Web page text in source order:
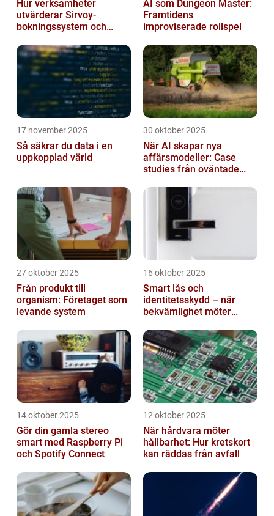
Hur verksamheter
utvärderar Sirvoy-
bokningssystem och
AI som Dungeon Master:
Framtidens
improviserade rollspel
17 november 2025
Så säkrar du data i en
uppkopplad värld
30 oktober 2025
När AI skapar nya
affärsmodeller: Case
studies från oväntade
27 oktober 2025
Från produkt till
organism: Företaget som
levande system
16 oktober 2025
Smart lås och
identitetsskydd – när
bekvämlighet möter
14 oktober 2025
Gör din gamla stereo
smart med Raspberry Pi
och Spotify Connect
12 oktober 2025
När hårdvara möter
hållbarhet: Hur kretskort
kan räddas från avfall